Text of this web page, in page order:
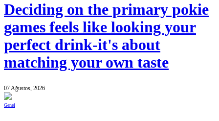
Deciding on the primary pokie
games feels like looking your
perfect drink-it's about
matching your own taste
07 Ağustos, 2026
Genel